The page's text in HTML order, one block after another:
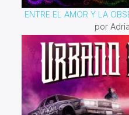
ENTRE EL AMOR Y LA
por